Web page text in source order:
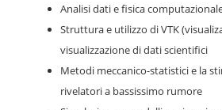
Analisi dati e fisica
Struttura e utilizzo di VTK
visualizzazione di dati scientifici
Metodi meccanico-statistici e la
rivelatori a bassissimo rumore